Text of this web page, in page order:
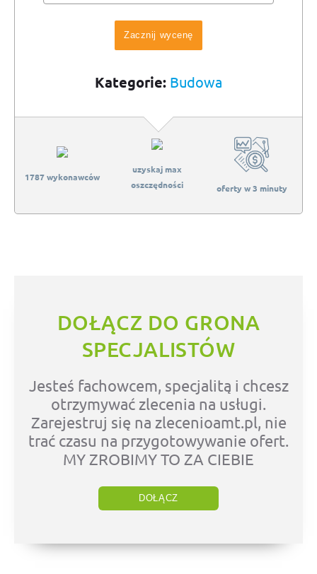
Zacznij wycenę
Kategorie: Budowa
1787 wykonawców
uzyskaj max
oszczędności
oferty w 3 minuty
DOŁĄCZ DO GRONA
SPECJALISTÓW
Jesteś fachowcem, specjalitą i chcesz
otrzymywać zlecenia na usługi.
Zarejestruj się na zlecenioamt.pl, nie
trać czasu na przygotowywanie ofert.
MY ZROBIMY TO ZA CIEBIE
DOŁĄCZ